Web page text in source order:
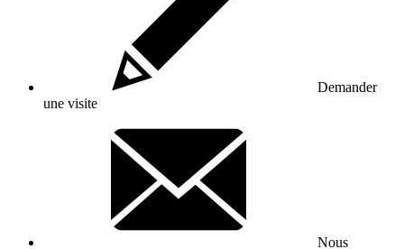
Demander
une visite
Nous